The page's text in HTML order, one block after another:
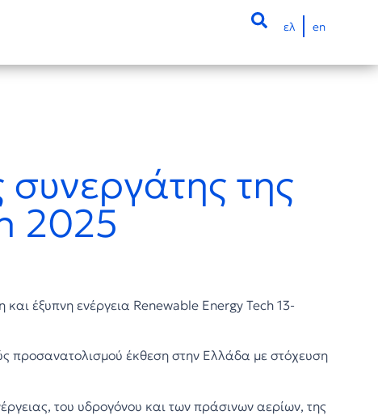
ελ en
της
2025
έξυπνη ενέργεια Renewable Energy Tech 13-
προσανατολισμού έκθεση στην Ελλάδα με στόχευση
του υδρογόνου και των πράσινων αερίων, της